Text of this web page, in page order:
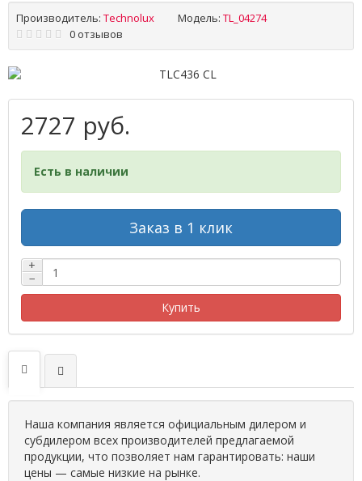
Производитель: Technolux Модель: TL_04274
0 отзывов
2727 руб.
Есть в наличии
Заказ в 1 клик
+
−
Купить
Наша компания является официальным дилером и
субдилером всех производителей предлагаемой
продукции, что позволяет нам гарантировать: наши
цены — самые низкие на рынке.